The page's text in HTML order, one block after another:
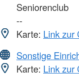
Seniorenclub
--
Karte: Link zur
Sonstige
Karte: Link zur